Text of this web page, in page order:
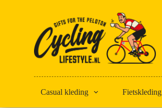
Casual kleding Fietskleding